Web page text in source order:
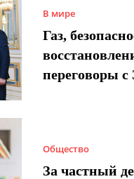
В мире
Газ,
переговоры
Общество
За частный